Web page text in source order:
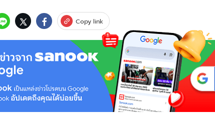
Copy link